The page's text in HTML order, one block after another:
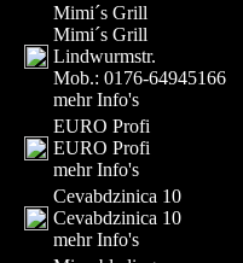
Mimi´s Grill
Mimi´s Grill
Lindwurmstr.
Mob.: 0176-64945166
mehr Info's
EURO Profi
EURO Profi
mehr Info's
Cevabdzinica 10
Cevabdzinica 10
mehr Info's